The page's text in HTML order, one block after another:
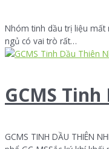
Nhóm tinh dầu trị liệu mất
ngủ có vai trò rất…
GCMS
GCMS TINH DẦU THIÊN